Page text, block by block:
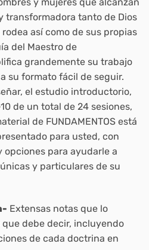
transformadora tanto de Dios
así como de sus propias
del Maestro de
grandemente su trabajo
su formato fácil de seguir.
el estudio introductorio,
de un total de 24 sesiones,
de FUNDAMENTOS está
para usted, con
opciones para ayudarle a
y particulares de su
Extensas notas que lo
debe decir, incluyendo
de cada doctrina en